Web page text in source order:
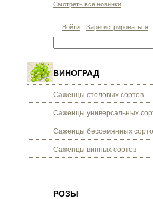
Смотреть все новинки
Войти Зарегистрироваться
ВИНОГРАД
Саженцы столовых сортов
Саженцы универсальных
Саженцы бессемянных
Саженцы винных сортов
РОЗЫ